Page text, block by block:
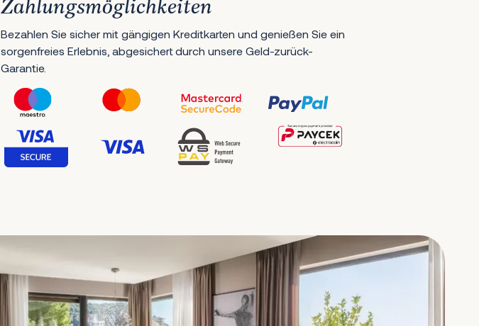
Zahlungsmöglichkeiten
Bezahlen Sie sicher mit gängigen Kreditkarten und genießen Sie ein
sorgenfreies Erlebnis, abgesichert durch unsere Geld-zurück-
Garantie.